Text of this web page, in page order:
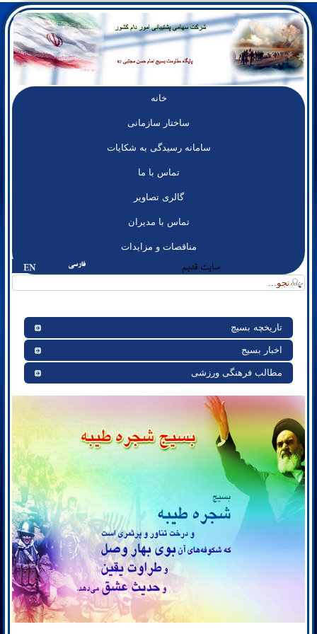
خانه
ساختار سازمانی
سامانه رسيدگی به شکايات
تماس با ما
گالری تصاوير
تماس با مدیران
مناقصات و مزايدات
تاریخچه بسیچ
اخبار بسیج
مطالب فرهنگی ورزشی